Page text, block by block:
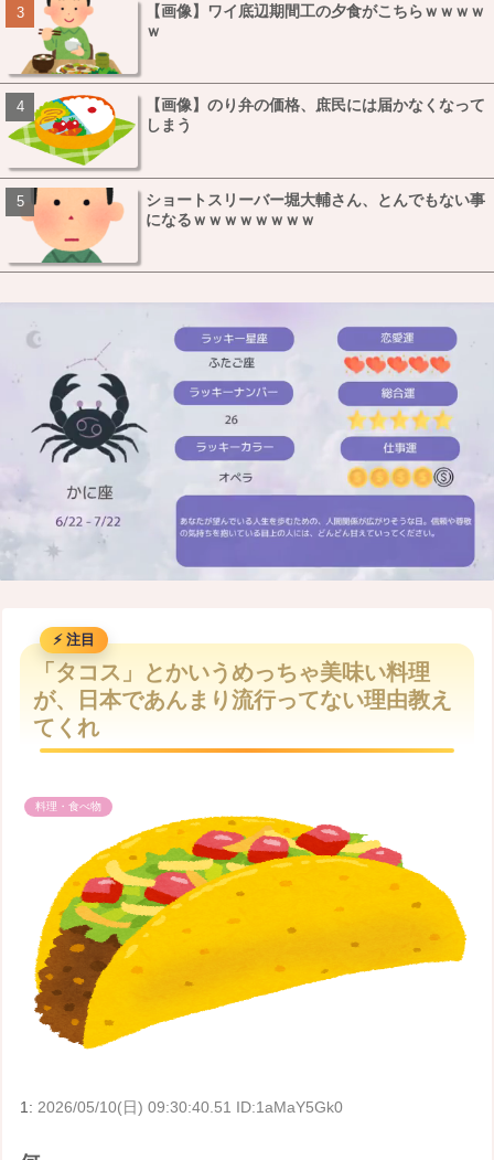
【画像】ワイ底辺期間工の夕食がこちらｗｗｗｗ
ｗ
【画像】のり弁の価格、庶民には届かなくなって
しまう
ショートスリーバー堀大輔さん、とんでもない事
になるｗｗｗｗｗｗｗｗ
M
u
t
e
「タコス」とかいうめっちゃ美味い料理
が、日本であんまり流行ってない理由教え
てくれ
料理・食べ物
1: 2026/05/10(日) 09:30:40.51 ID:1aMaY5Gk0